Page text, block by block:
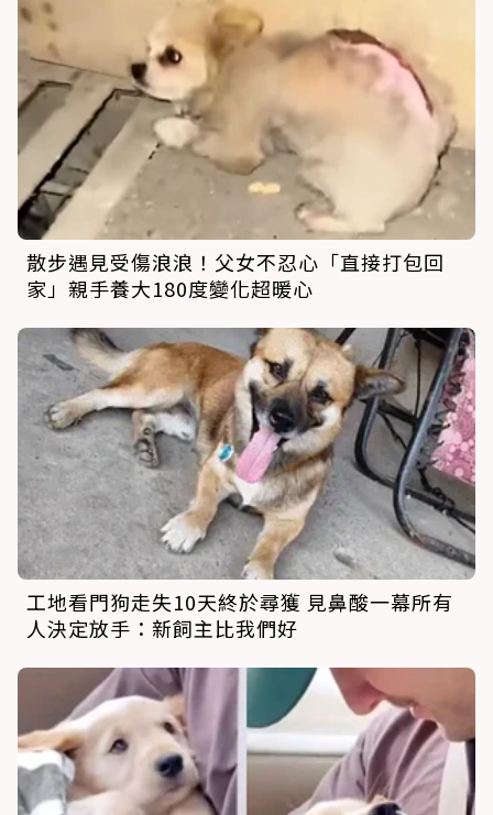
散步遇見受傷浪浪！父女不忍心「直接打包回
家」親手養大180度變化超暖心
工地看門狗走失10天終於尋獲 見鼻酸一幕所有
人決定放手：新飼主比我們好